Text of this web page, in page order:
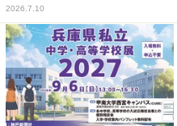
2026.7.10